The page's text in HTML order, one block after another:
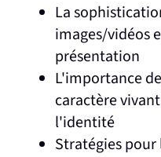
La
images/vidéos
présentation
L'importance
caractère
l'identité
Stratégies